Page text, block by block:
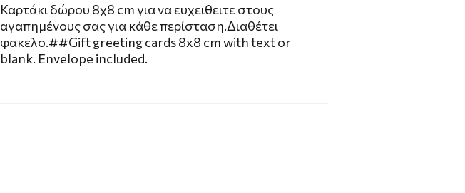
Καρτάκι δώρου 8χ8 cm για να ευχειθειτε στους
αγαπημένους σας για κάθε περίσταση.Διαθέτει
φακελο.##Gift greeting cards 8x8 cm with text or
blank. Envelope included.